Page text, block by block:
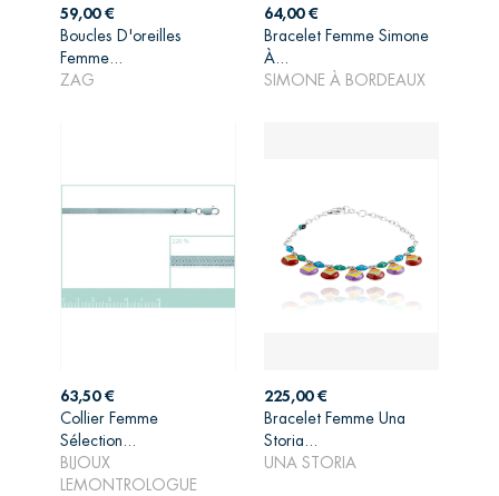
Prix
59,00 €
Boucles D'oreilles
Femme...
ZAG
AJOUTER AU
Prix
64,00 €
Bracelet Femme Simone
À...
SIMONE À BORDEAUX
AJOUTER AU
Prix
63,50 €
Collier Femme
Sélection...
BIJOUX
LEMONTROLOGUE
AJOUTER AU
Prix
225,00 €
Bracelet Femme Una
Storia...
UNA STORIA
AJOUTER AU
PANIER